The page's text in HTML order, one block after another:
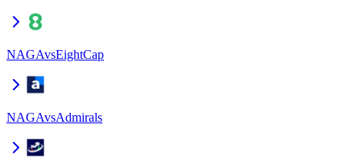
NAGAvsEightCap
NAGAvsAdmirals